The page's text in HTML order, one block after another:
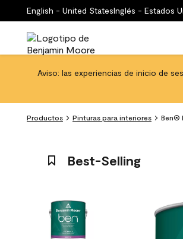
English - United StatesInglés - Estados
Aviso: las experiencias de inicio de
Productos Pinturas para interiores Ben®
Best-Selling